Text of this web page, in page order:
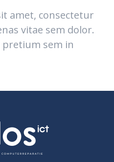
amet, consectetur
vitae sem dolor.
sem in